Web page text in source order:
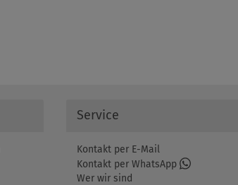
Service
Kontakt per E-Mail
Kontakt per WhatsApp
Wer wir sind